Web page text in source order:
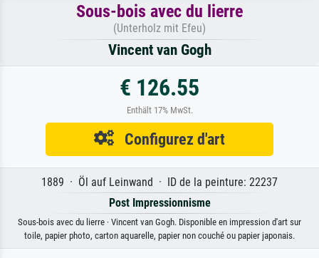
Sous-bois avec du lierre
(Unterholz mit Efeu)
Vincent van Gogh
€ 126.55
Enthält 17% MwSt.
Configurez d'art
1889 · Öl auf Leinwand · ID de la peinture: 22237
Post Impressionnisme
Sous-bois avec du lierre · Vincent van Gogh. Disponible en impression d'art sur
toile, papier photo, carton aquarelle, papier non couché ou papier japonais.